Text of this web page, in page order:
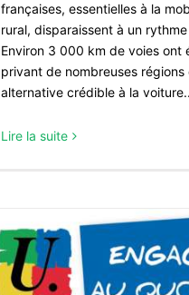
françaises, essentielles à la
rural, disparaissent à un
Environ 3 000 km de voies ont
privant de nombreuses régions
alternative crédible à la
Lire la suite